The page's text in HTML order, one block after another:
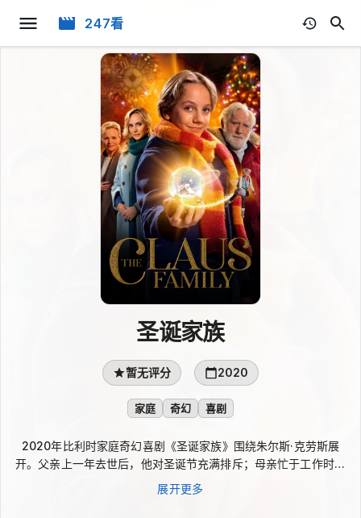
247看
圣诞家族
暂无评分 2020
家庭 奇幻 喜剧
2020年比利时家庭奇幻喜剧《圣诞家族》围绕朱尔斯·克劳斯展
开。父亲上一年去世后，他对圣诞节充满排斥；母亲忙于工作时，
他常待在祖父的玩具店。一次偶然中，朱尔斯发现能把人带往世界
各地的魔法雪景球，并得知祖父竟是真正的圣诞老人。家族传承因
展开更多